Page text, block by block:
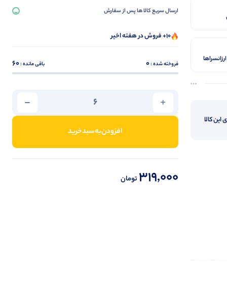
این کالا
ارسال سریع کالا ها پس از سفارش
10+ فروش در هفته اخیر
فروخته شده :0 باقی مانده :60
افزودن‌به‌سبد‌خرید
319,000 تومان